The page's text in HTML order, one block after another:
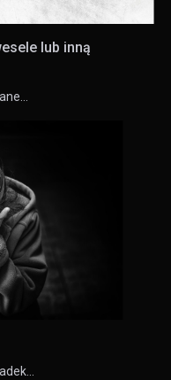
lub inną